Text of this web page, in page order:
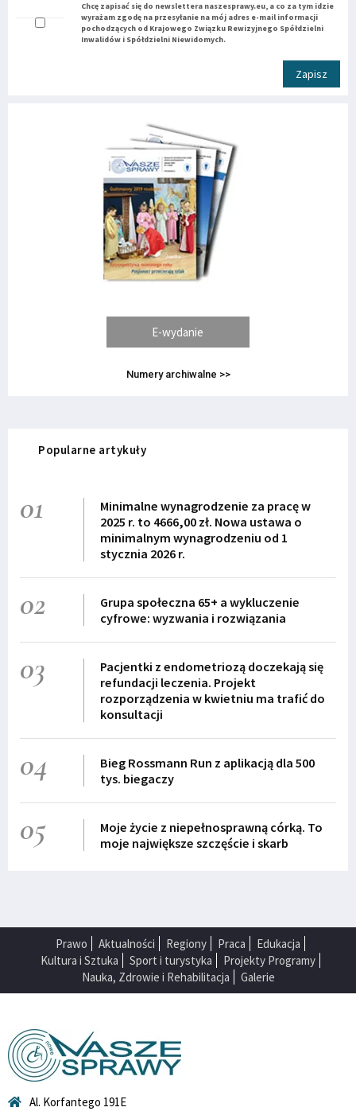
Chcę zapisać się do newslettera naszesprawy.eu, a co za tym idzie
wyrażam zgodę na przesyłanie na mój adres e-mail informacji
pochodzących od Krajowego Związku Rewizyjnego Spółdzielni
Inwalidów i Spółdzielni Niewidomych.
Zapisz
E-wydanie
Numery archiwalne >>
Popularne artykuły
01
Minimalne wynagrodzenie za pracę w
2025 r. to 4666,00 zł. Nowa ustawa o
minimalnym wynagrodzeniu od 1
stycznia 2026 r.
02
Grupa społeczna 65+ a wykluczenie
cyfrowe: wyzwania i rozwiązania
03
Pacjentki z endometriozą doczekają się
refundacji leczenia. Projekt
rozporządzenia w kwietniu ma trafić do
konsultacji
04
Bieg Rossmann Run z aplikacją dla 500
tys. biegaczy
05
Moje życie z niepełnosprawną córką. To
moje największe szczęście i skarb
Prawo Aktualności Regiony Praca
Edukacja
Kultura i Sztuka
Sport i turystyka
Projekty Programy
Nauka, Zdrowie i Rehabilitacja
Galerie
Al. Korfantego 191E